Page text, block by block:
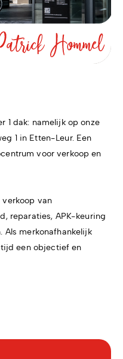
1 dak: namelijk op onze
1 in Etten-Leur. Een
voor verkoop en
verkoop van
reparaties, APK-keuring
Als merkonafhankelijk
een objectief en